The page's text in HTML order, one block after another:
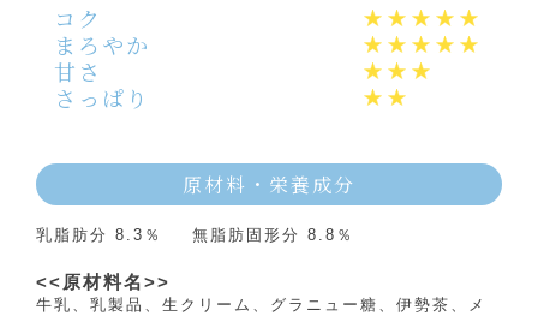
コク
まろやか
甘さ
さっぱり
原材料・栄養成分
乳脂肪分 8.3％ 無脂肪固形分 8.8％
<<原材料名>>
牛乳、乳製品、生クリーム、グラニュー糖、伊勢茶、メ